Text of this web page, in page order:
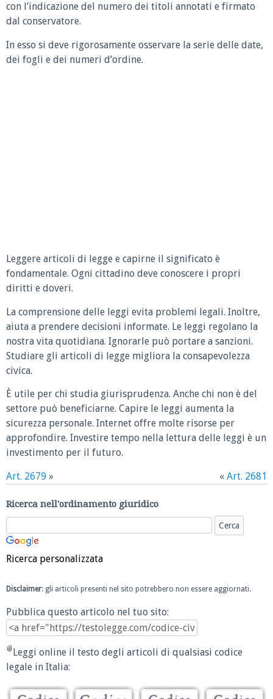
con l’indicazione del numero dei titoli annotati e firmato
dal conservatore.
In esso si deve rigorosamente osservare la serie delle date,
dei fogli e dei numeri d’ordine.
Leggere articoli di legge e capirne il significato è
fondamentale. Ogni cittadino deve conoscere i propri
diritti e doveri.
La comprensione delle leggi evita problemi legali. Inoltre,
aiuta a prendere decisioni informate. Le leggi regolano la
nostra vita quotidiana. Ignorarle può portare a sanzioni.
Studiare gli articoli di legge migliora la consapevolezza
civica.
È utile per chi studia giurisprudenza. Anche chi non è del
settore può beneficiarne. Capire le leggi aumenta la
sicurezza personale. Internet offre molte risorse per
approfondire. Investire tempo nella lettura delle leggi è un
investimento per il futuro.
Art. 2679 » « Art. 2681
Ricerca nell'ordinamento giuridico
Ricerca personalizzata
Disclaimer: gli articoli presenti nel sito potrebbero non essere aggiornati.
Pubblica questo articolo nel tuo sito:
Leggi online il testo degli articoli di qualsiasi codice
legale in Italia: